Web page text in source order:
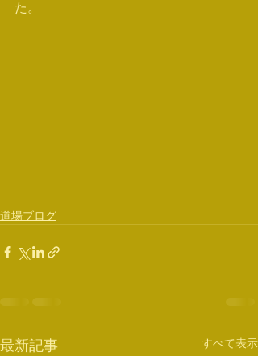
た。
道場ブログ
最新記事 すべて表示